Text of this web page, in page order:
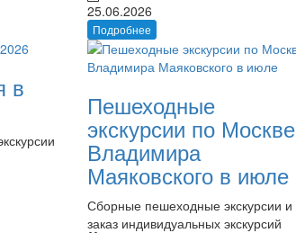
25.06.2026
Подробнее
в
Пешеходные
экскурсии по Москве
Владимира
Маяковского в июле
Сборные пешеходные экскурсии и
заказ индивидуальных экскурсий